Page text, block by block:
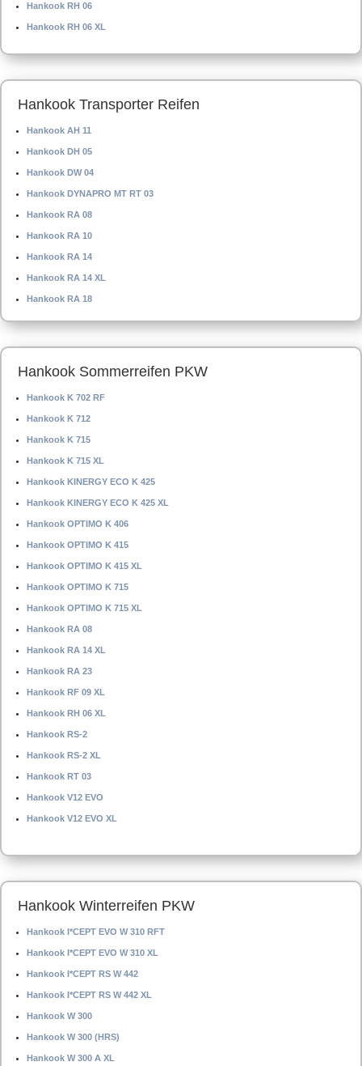
Hankook RH 06
Hankook RH 06 XL
Hankook Transporter Reifen
Hankook AH 11
Hankook DH 05
Hankook DW 04
Hankook DYNAPRO MT RT 03
Hankook RA 08
Hankook RA 10
Hankook RA 14
Hankook RA 14 XL
Hankook RA 18
Hankook Sommerreifen PKW
Hankook K 702 RF
Hankook K 712
Hankook K 715
Hankook K 715 XL
Hankook KINERGY ECO K 425
Hankook KINERGY ECO K 425 XL
Hankook OPTIMO K 406
Hankook OPTIMO K 415
Hankook OPTIMO K 415 XL
Hankook OPTIMO K 715
Hankook OPTIMO K 715 XL
Hankook RA 08
Hankook RA 14 XL
Hankook RA 23
Hankook RF 09 XL
Hankook RH 06 XL
Hankook RS-2
Hankook RS-2 XL
Hankook RT 03
Hankook V12 EVO
Hankook V12 EVO XL
Hankook Winterreifen PKW
Hankook I*CEPT EVO W 310 RFT
Hankook I*CEPT EVO W 310 XL
Hankook I*CEPT RS W 442
Hankook I*CEPT RS W 442 XL
Hankook W 300
Hankook W 300 (HRS)
Hankook W 300 A XL